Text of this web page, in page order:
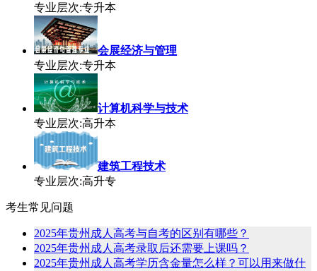
专业层次:专升本
会展经济与管理
专业层次:专升本
计算机科学与技术
专业层次:高升本
建筑工程技术
专业层次:高升专
考生常见问题
2025年贵州成人高考与自考的区别有哪些？
2025年贵州成人高考录取后还需要上课吗？
2025年贵州成人高考学历含金量怎么样？可以用来做什